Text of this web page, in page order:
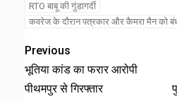
RTO बाबू की गुंडागर्दी
कवरेज के दौरान पत्रकार और कैमरा मैन को
Previous
भूतिया कांड का फरार आरोपी
पीथमपुर से गिरफ्तार